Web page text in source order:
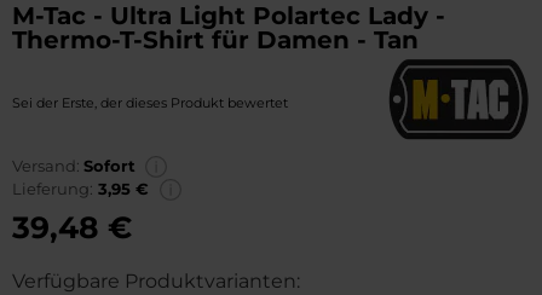
M-Tac - Ultra Light Polartec Lady -
Thermo-T-Shirt für Damen - Tan
Sei der Erste, der dieses Produkt bewertet
Versand: Sofort
Lieferung: 3,95 €
39,48 €
Verfügbare Produktvarianten: